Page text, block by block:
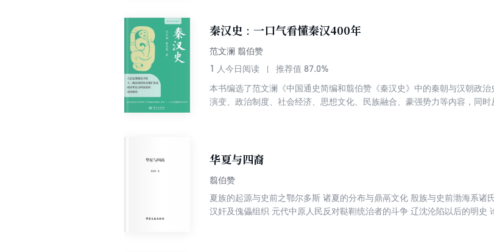
秦汉史：一口气看懂秦汉400年
范文澜 翦伯赞
1 人今日阅读 推荐值 87.0%
本书编选了范文澜《中国通史简编和翦伯赞《秦汉史》中的秦朝与汉朝政
演变、政治制度、社会经济、思想文化、民族融合、豪强势力等内容，同
华夏与四裔
翦伯赞
夏族的起源与史前之鄂尔多斯 诸夏的分布与鼎鬲文化 殷族与史前渤海系诸
汉奸及傀儡组织 元代中原人民反对鞑靼统治者的斗争 辽沈沦陷以后的明史